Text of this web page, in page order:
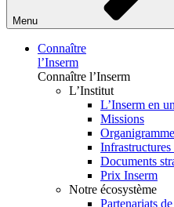
Menu
Connaître
l’Inserm
Connaître l’Inserm
L’Institut
L’Inserm en
Missions
Organigramme
Infrastructures
Documents
Prix Inserm
Notre écosystème
Partenariats